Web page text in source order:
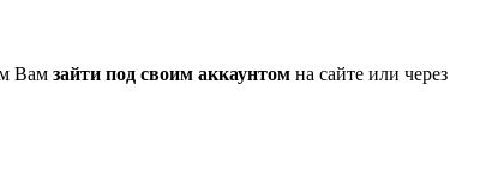
Вам зайти под своим аккаунтомна сайте или через